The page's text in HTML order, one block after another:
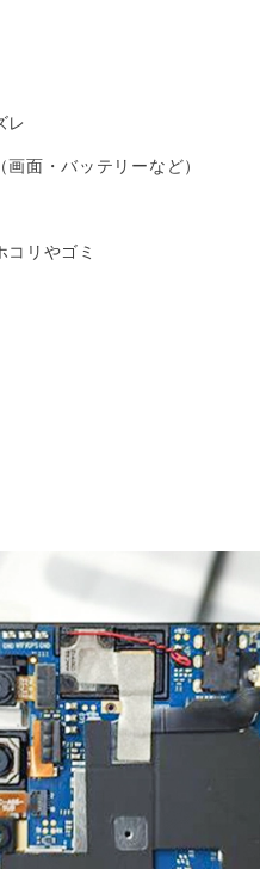
レ
面・バッテリーなど）
リやゴミ